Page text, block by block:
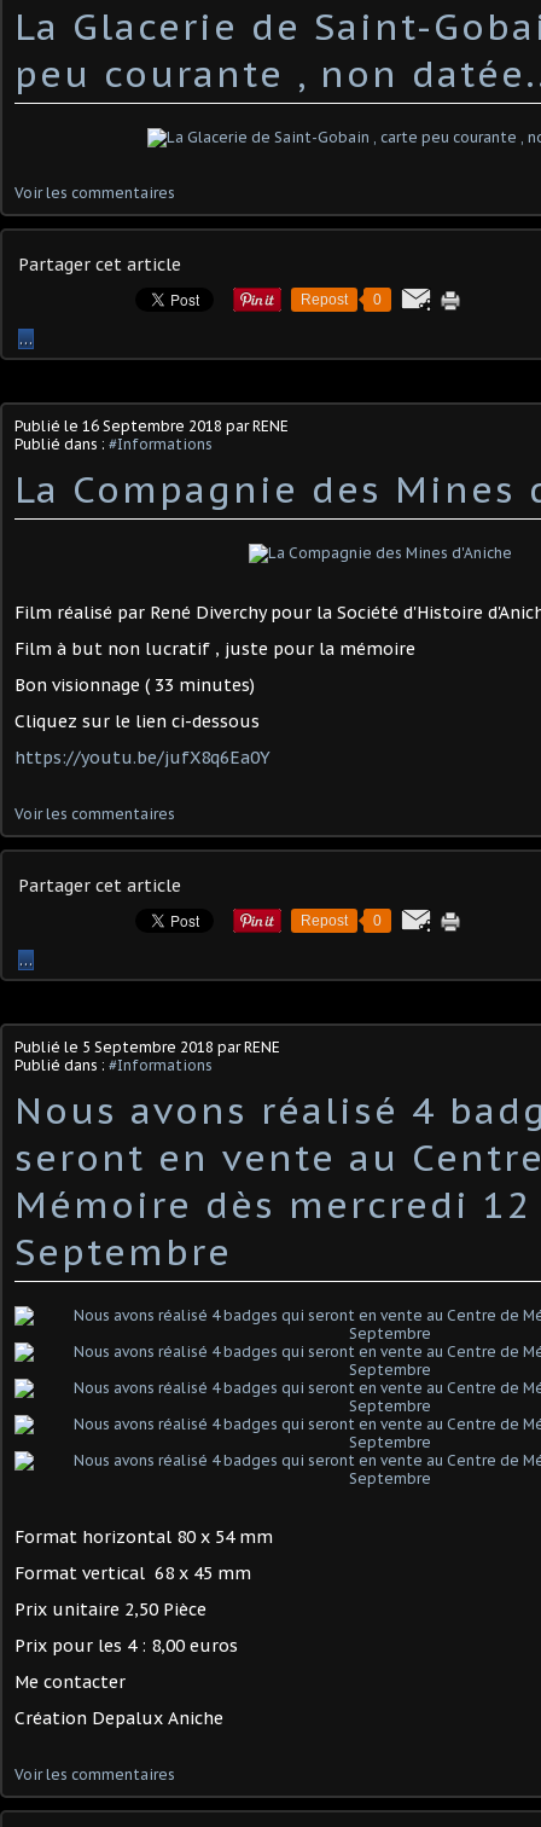
La Glacerie de Saint-
peu courante , non
Voir les commentaires
Partager cet article
Repost 0
…
Publié le 16 Septembre 2018 par RENE
Publié dans : #Informations
La Compagnie des Mines
Film réalisé par René Diverchy pour la Société d'Histoire
Film à but non lucratif , juste pour la mémoire
Bon visionnage ( 33 minutes)
Cliquez sur le lien ci-dessous
https://youtu.be/jufX8q6Ea0Y
Voir les commentaires
Partager cet article
Repost 0
…
Publié le 5 Septembre 2018 par RENE
Publié dans : #Informations
Nous avons réalisé 4
seront en vente au
Mémoire dès mercredi 12
Septembre
Format horizontal 80 x 54 mm
Format vertical 68 x 45 mm
Prix unitaire 2,50 Pièce
Prix pour les 4 : 8,00 euros
Me contacter
Création Depalux Aniche
Voir les commentaires